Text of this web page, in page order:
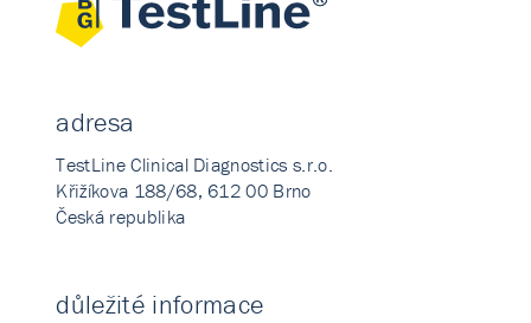
adresa
TestLine Clinical Diagnostics s.r.o.
Křižíkova 188/68, 612 00 Brno
Česká republika
důležité informace